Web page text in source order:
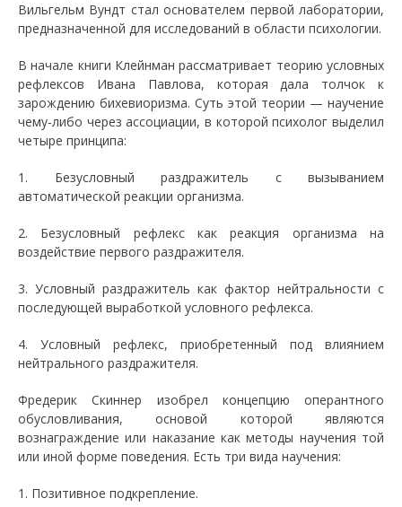
Вильгельм Вундт стал основателем первой лаборатории,
предназначенной для исследований в области психологии.
В начале книги Клейнман рассматривает теорию условных
рефлексов Ивана Павлова, которая дала толчок к
зарождению бихевиоризма. Суть этой теории — научение
чему-либо через ассоциации, в которой психолог выделил
четыре принципа:
1. Безусловный раздражитель с вызыванием
автоматической реакции организма.
2. Безусловный рефлекс как реакция организма на
воздействие первого раздражителя.
3. Условный раздражитель как фактор нейтральности с
последующей выработкой условного рефлекса.
4. Условный рефлекс, приобретенный под влиянием
нейтрального раздражителя.
Фредерик Скиннер изобрел концепцию оперантного
обусловливания, основой которой являются
вознаграждение или наказание как методы научения той
или иной форме поведения. Есть три вида научения:
1. Позитивное подкрепление.